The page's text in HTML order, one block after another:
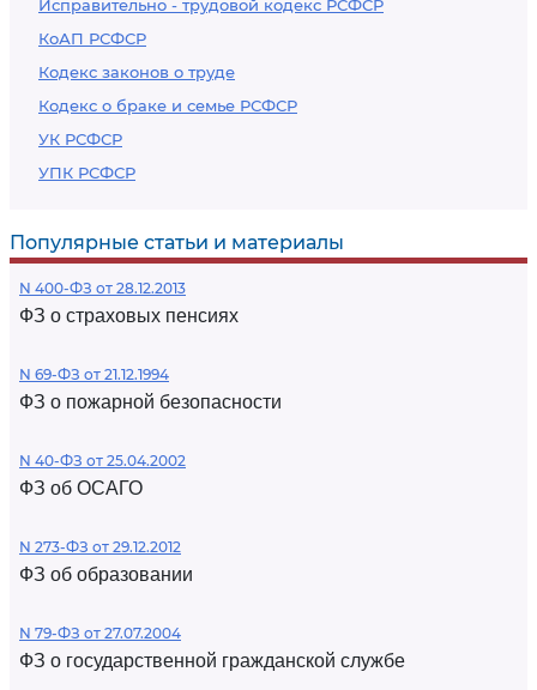
Исправительно - трудовой кодекс РСФСР
КоАП РСФСР
Кодекс законов о труде
Кодекс о браке и семье РСФСР
УК РСФСР
УПК РСФСР
Популярные статьи и материалы
N 400-ФЗ от 28.12.2013
ФЗ о страховых пенсиях
N 69-ФЗ от 21.12.1994
ФЗ о пожарной безопасности
N 40-ФЗ от 25.04.2002
ФЗ об ОСАГО
N 273-ФЗ от 29.12.2012
ФЗ об образовании
N 79-ФЗ от 27.07.2004
ФЗ о государственной гражданской службе